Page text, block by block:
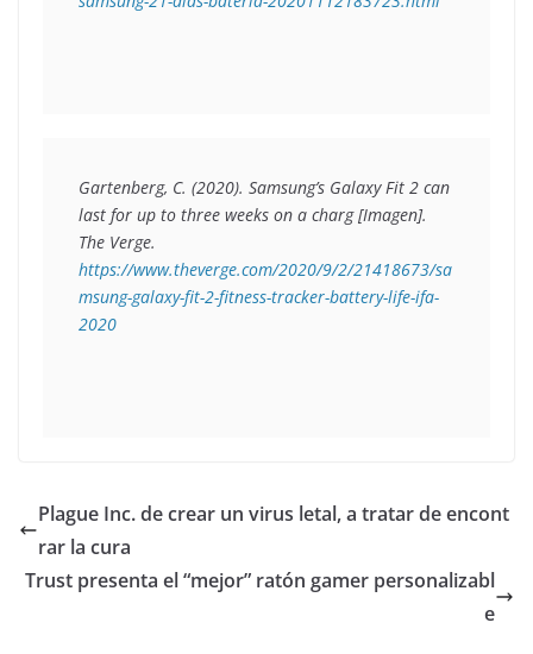
Gartenberg, C. (2020). Samsung’s Galaxy Fit 2 can
last for up to three weeks on a charg [Imagen].
https://www.theverge.com/2020/9/2/21418673/sa
msung-galaxy-fit-2-fitness-tracker-battery-life-ifa-
2020
Plague Inc. de crear un virus letal, a tratar de encont
rar la cura
Trust presenta el “mejor” ratón gamer personalizabl
e